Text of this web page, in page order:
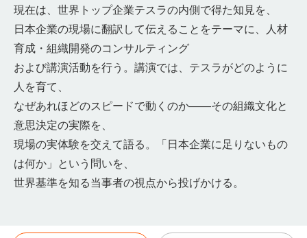
現在は、世界トップ企業テスラの内側で得た知見を、
日本企業の現場に翻訳して伝えることをテーマに、人材
育成・組織開発のコンサルティング
および講演活動を行う。講演では、テスラがどのように
人を育て、
なぜあれほどのスピードで動くのか――その組織文化と
意思決定の実際を、
現場の実体験を交えて語る。「日本企業に足りないもの
は何か」という問いを、
世界基準を知る当事者の視点から投げかける。